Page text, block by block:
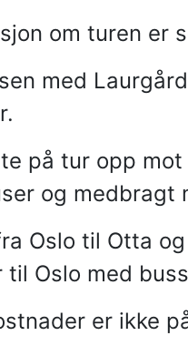
om turen er
med
på tur opp
og medbragt
Oslo til Otta
til Oslo med
er ikke